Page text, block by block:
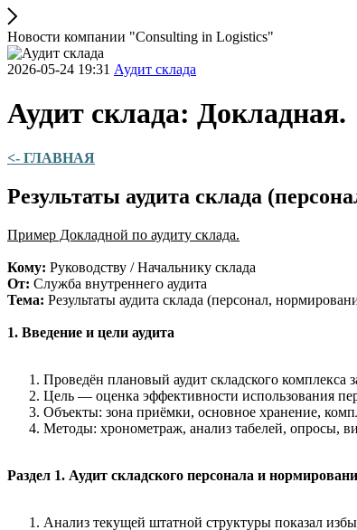
Новости компании "Consulting in Logistics"
2026-05-24 19:31 Аудит склада
Аудит склада: Докладная.
<- ГЛАВНАЯ
Результаты аудита склада
Пример Докладной по аудиту склада.
Кому: Руководству / Начальнику склада
От: Служба внутреннего аудита
Тема: Результаты аудита склада (персонал,
1. Введение и цели аудита
Проведён плановый аудит складского комплекса
Цель — оценка эффективности использования
Объекты: зона приёмки, основное хранение,
Методы: хронометраж, анализ табелей, опросы,
Раздел 1. Аудит складского персонала и
Анализ текущей штатной структуры показал